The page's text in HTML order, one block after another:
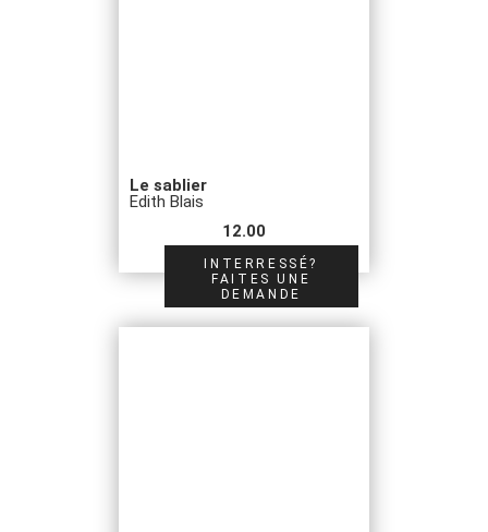
Le sablier
Edith Blais
12.00
INTERRESSÉ?
FAITES UNE
DEMANDE